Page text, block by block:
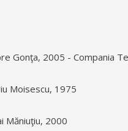
Gonţa, 2005 - Compania
Moisescu, 1975
Măniuţiu, 2000